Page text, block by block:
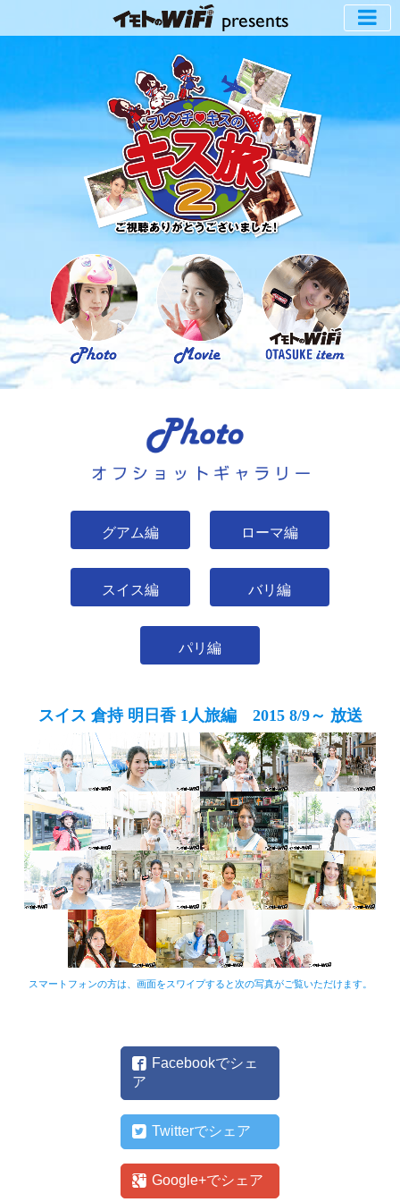
グアム編 ローマ編
スイス編 バリ編
パリ編
スイス 倉持 明日香 1人旅編 2015 8/9～ 放送
スマートフォンの方は、画面をスワイプすると次の写真がご覧いただけます。
Facebookでシェ
ア
Twitterでシェア
Google+でシェア